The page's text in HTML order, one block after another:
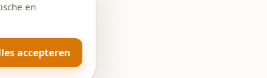
en
accepteren